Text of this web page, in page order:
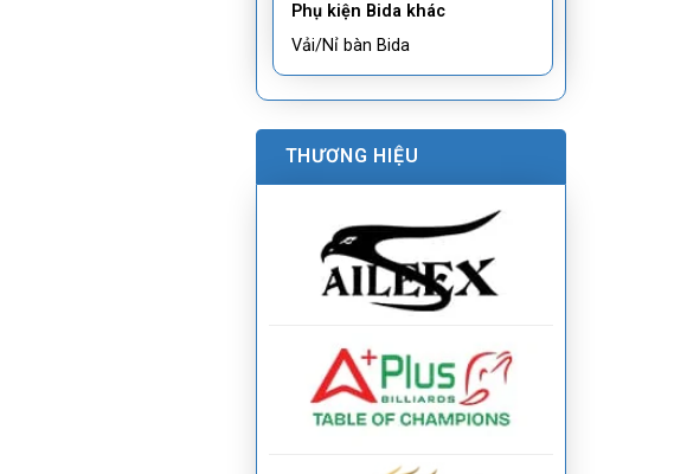
Phụ kiện Bida khác
Vải/Nỉ bàn Bida
THƯƠNG HIỆU